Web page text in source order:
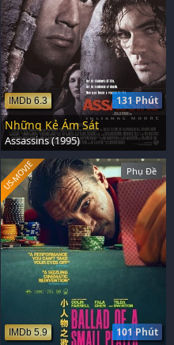
131 Phút
IMDb 6.3
Những Kẻ Ám Sát
Assassins (1995)
Phụ Đề
101 Phút
IMDb 5.9
US-MOVIE